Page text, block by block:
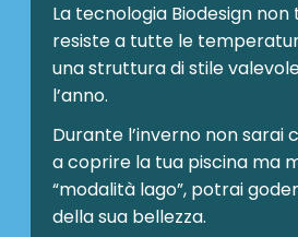
La tecnologia Biodesign
resiste a tutte le
una struttura di stile
l’anno.
Durante l’inverno non sarai
a coprire la tua piscina ma
“modalità lago”, potrai
della sua bellezza.